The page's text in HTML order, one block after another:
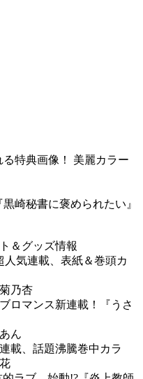
特典画像！ 美麗カラー
崎秘書に褒められたい』
＆グッズ情報
人気連載、表紙＆巻頭カ
菊乃杏
ロマンス新連載！『うさ
あん
載、話題沸騰巻中カラ
花